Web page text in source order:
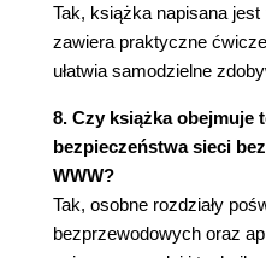
Raporty
Podatności urządzeń
Audyt urządzeń
Wykrywanie
5. Automatyczne
Tak, książka napisana
zawiera praktyczne
ułatwia samodzielne
8. Czy książka obejmuje
bezpieczeństwa sieci
WWW?
Tak, osobne rozdziały
bezprzewodowych oraz